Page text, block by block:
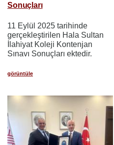
Sonuçları
11 Eylül 2025 tarihinde
gerçekleştirilen Hala Sultan
İlahiyat Koleji Kontenjan
Sınavı Sonuçları ektedir.
görüntüle